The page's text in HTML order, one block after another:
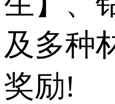
及多种
奖励!